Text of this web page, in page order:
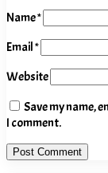
Name*
Email*
Website
Save my name,
I comment.